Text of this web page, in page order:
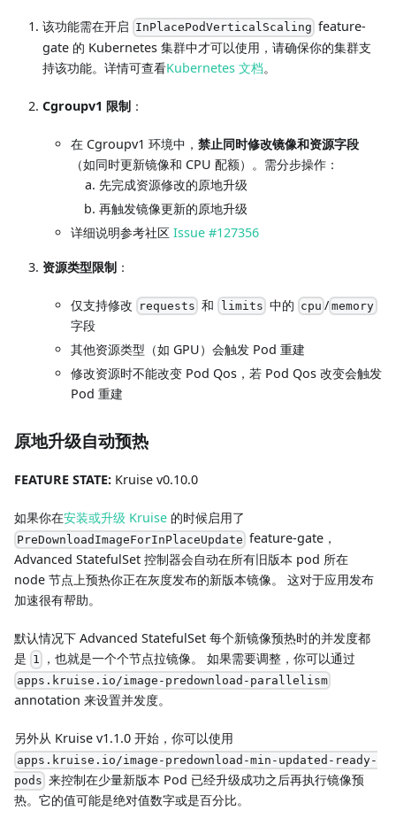
该功能需在开启 InPlacePodVerticalScaling feature-
gate 的 Kubernetes 集群中才可以使用，请确保你的集群支
持该功能。详情可查看Kubernetes 文档。
Cgroupv1 限制 ：
在 Cgroupv1 环境中， 禁止同时修改镜像和资源字段
（如同时更新镜像和 CPU 配额）。需分步操作：
先完成资源修改的原地升级
再触发镜像更新的原地升级
详细说明参考社区 Issue #127356
资源类型限制 ：
仅支持修改 requests 和 limits 中的 cpu / memory
字段
其他资源类型（如 GPU）会触发 Pod 重建
修改资源时不能改变 Pod Qos，若 Pod Qos 改变会触发
Pod 重建
原地升级自动预热
FEATURE STATE: Kruise v0.10.0
如果你在安装或升级 Kruise 的时候启用了
PreDownloadImageForInPlaceUpdate feature-gate，
Advanced StatefulSet 控制器会自动在所有旧版本 pod 所在
node 节点上预热你正在灰度发布的新版本镜像。 这对于应用发布
加速很有帮助。
默认情况下 Advanced StatefulSet 每个新镜像预热时的并发度都
是 1 ，也就是一个个节点拉镜像。 如果需要调整，你可以通过
apps.kruise.io/image-predownload-parallelism
annotation 来设置并发度。
另外从 Kruise v1.1.0 开始，你可以使用
apps.kruise.io/image-predownload-min-updated-ready-
pods 来控制在少量新版本 Pod 已经升级成功之后再执行镜像预
热。它的值可能是绝对值数字或是百分比。